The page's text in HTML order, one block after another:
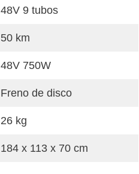
48V 9 tubos
50 km
48V 750W
Freno de disco
26 kg
184 x 113 x 70 cm